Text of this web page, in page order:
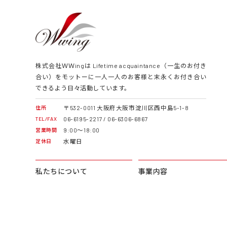
株式会社ＷＷingは Lifetime acquaintance（一生のお付き
合い）をモットーに一人一人のお客様と末永くお付き合い
できるよう日々活動しています。
住所 〒532-0011 大阪府大阪市淀川区西中島5-1-8
TEL/FAX 06-6195-2217 / 06-6306-6867
営業時間 9:00～18:00
定休日 水曜日
私たちについて 事業内容